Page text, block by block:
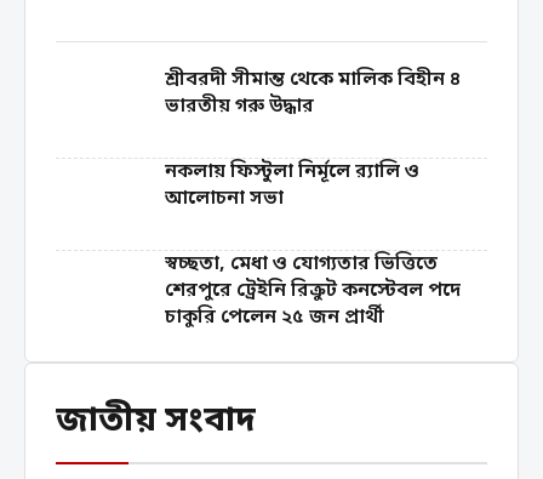
শ্রীবরদী সীমান্ত থেকে মালিক বিহীন ৪
ভারতীয় গরু উদ্ধার
নকলায় ফিস্টুলা নির্মূলে র‍্যালি ও
আলোচনা সভা
স্বচ্ছতা, মেধা ও যোগ্যতার ভিত্তিতে
শেরপুরে ট্রেইনি রিক্রুট কনস্টেবল পদে
চাকুরি পেলেন ২৫ জন প্রার্থী
জাতীয় সংবাদ